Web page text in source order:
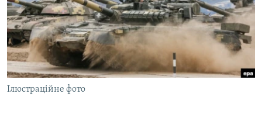
ДЕПОРТАЦІЯ
ВІДЕОУРОКИ «ELIFBE»
СВІДЧЕННЯ ОКУПАЦІЇ
УКРАЇНСЬКА ПРОБЛЕМА КРИМУ
ІНФОГРАФІКА
ЯК ОБІЙТИ БЛОКУВАННЯ
Русский
Qırımtatar
ДОЛУЧАЙСЯ!
Ілюстраційне фото